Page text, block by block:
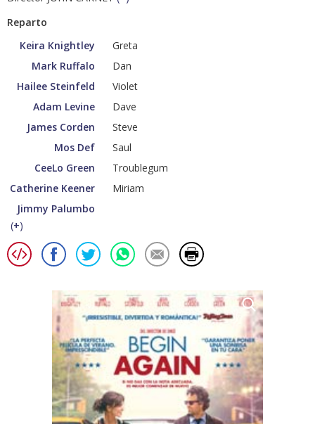
Reparto
Keira Knightley
Greta
Mark Ruffalo
Dan
Hailee Steinfeld
Violet
Adam Levine
Dave
James Corden
Steve
Mos Def
Saul
CeeLo Green
Troublegum
Catherine Keener
Miriam
Jimmy Palumbo
(+)